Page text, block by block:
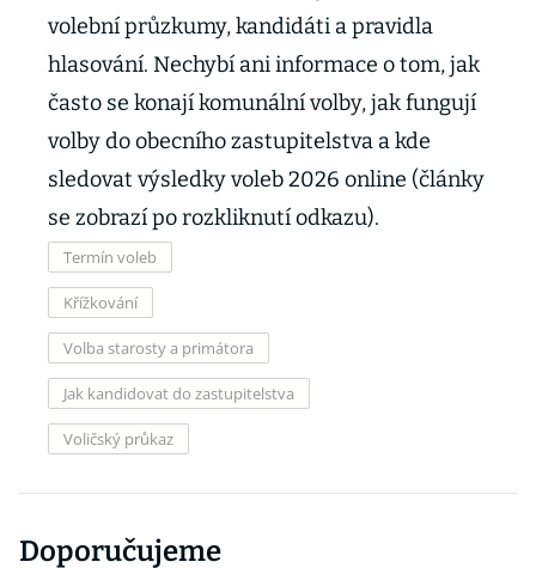
volební průzkumy, kandidáti a pravidla
hlasování. Nechybí ani informace o tom, jak
často se konají komunální volby, jak fungují
volby do obecního zastupitelstva a kde
sledovat výsledky voleb 2026 online (články
se zobrazí po rozkliknutí odkazu).
Termín voleb
Křížkování
Volba starosty a primátora
Jak kandidovat do zastupitelstva
Voličský průkaz
Doporučujeme